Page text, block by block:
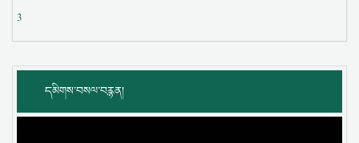
3
དམིགས་བསལ་བརྙན།